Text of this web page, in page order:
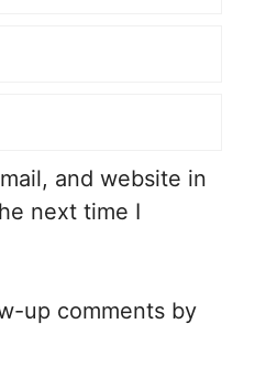
and website in
next time I
up comments by